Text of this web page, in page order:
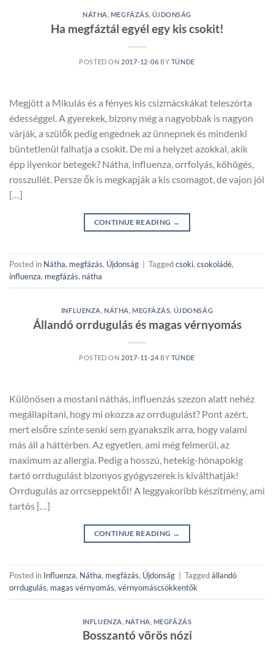
NÁTHA, MEGFÁZÁS ÚJDONSÁG
Ha megfáztál egyél egy kis csokit!
POSTED ON 2017-12-06 BY TÜNDE
Megjött a Mikulás és a fényes kis csizmácskákat teleszórta
édességgel. A gyerekek, bizony még a nagyobbak is nagyon
várják, a szülők pedig engednek az ünnepnek és mindenki
büntetlenül falhatja a csokit. De mi a helyzet azokkal, akik
épp ilyenkor betegek? Nátha, influenza, orrfolyás, köhögés,
rosszullét. Persze ők is megkapják a kis csomagot, de vajon jól
[…]
CONTINUE READING →
Posted in Nátha, megfázás, Újdonság Taggedcsoki, csokoládé,
influenza, megfázás, nátha
INFLUENZA ,NÁTHA, MEGFÁZÁS ÚJDONSÁG
Állandó orrdugulás és magas vérnyomás
POSTED ON 2017-11-24 BY TÜNDE
Különösen a mostani náthás, influenzás szezon alatt nehéz
megállapítani, hogy mi okozza az orrdugulást? Pont azért,
mert elsőre szinte senki sem gyanakszik arra, hogy valami
más áll a háttérben. Az egyetlen, ami még felmerül, az
maximum az allergia. Pedig a hosszú, hetekig-hónapokig
tartó orrdugulást bizonyos gyógyszerek is kiválthatják!
Orrdugulás az orrcseppektől! A leggyakoribb készítmény, ami
tartós […]
CONTINUE READING →
Posted in Influenza, Nátha, megfázás, Újdonság Taggedállandó
orrdugulás, magas vérnyomás, vérnyomáscsökkentők
INFLUENZA NÁTHA, MEGFÁZÁS
Bosszantó vörös nózi